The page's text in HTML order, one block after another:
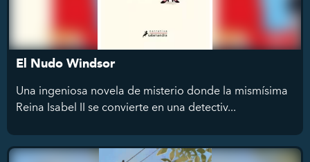
El Nudo Windsor
Una ingeniosa novela de misterio donde la mismísima
Reina Isabel II se convierte en una detectiv...